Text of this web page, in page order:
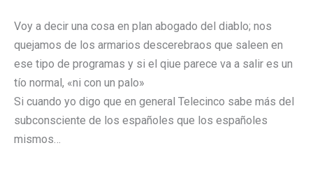
Voy a decir una cosa en plan abogado del diablo; nos
quejamos de los armarios descerebraos que saleen en
ese tipo de programas y si el qiue parece va a salir es un
tío normal, «ni con un palo»
Si cuando yo digo que en general Telecinco sabe más del
subconsciente de los españoles que los españoles
mismos…